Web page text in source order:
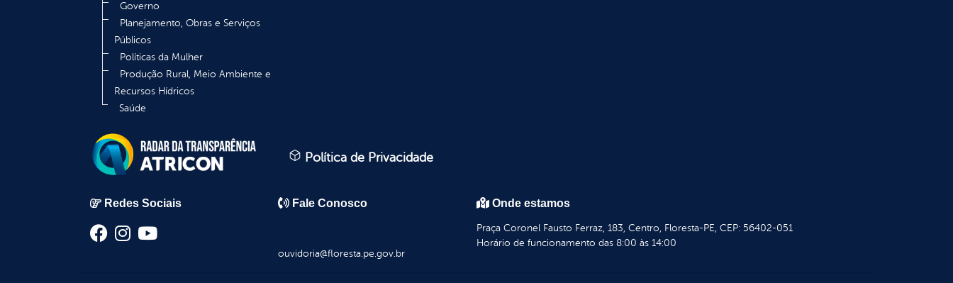
Governo
Planejamento, Obras e Serviços
Públicos
Políticas da Mulher
Produção Rural, Meio Ambiente e
Recursos Hídricos
Saúde
Política de Privacidade
Redes Sociais Fale Conosco
ouvidoria@floresta.pe.gov.br
Onde estamos
Praça Coronel Fausto Ferraz, 183, Centro, Floresta-PE, CEP: 56402-051
Horário de funcionamento das 8:00 às 14:00